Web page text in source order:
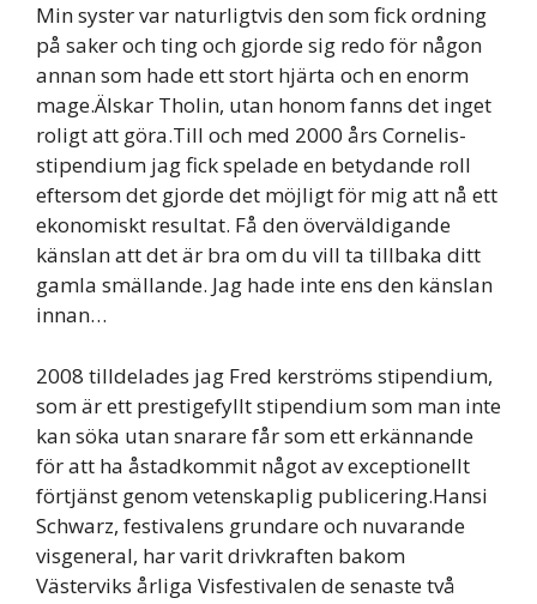
Min syster var naturligtvis den som fick ordning
på saker och ting och gjorde sig redo för någon
annan som hade ett stort hjärta och en enorm
mage.Älskar Tholin, utan honom fanns det inget
roligt att göra.Till och med 2000 års Cornelis-
stipendium jag fick spelade en betydande roll
eftersom det gjorde det möjligt för mig att nå ett
ekonomiskt resultat. Få den överväldigande
känslan att det är bra om du vill ta tillbaka ditt
gamla smällande. Jag hade inte ens den känslan
innan…
2008 tilldelades jag Fred kerströms stipendium,
som är ett prestigefyllt stipendium som man inte
kan söka utan snarare får som ett erkännande
för att ha åstadkommit något av exceptionellt
förtjänst genom vetenskaplig publicering.Hansi
Schwarz, festivalens grundare och nuvarande
visgeneral, har varit drivkraften bakom
Västerviks årliga Visfestivalen de senaste två